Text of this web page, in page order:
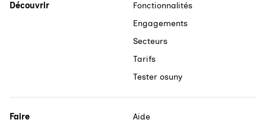
Découvrir
Fonctionnalités
Engagements
Secteurs
Tarifs
Tester osuny
Faire
Aide